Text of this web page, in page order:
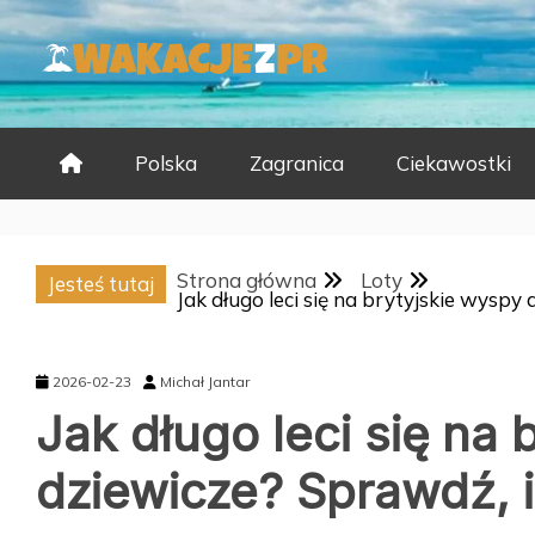
Skip
to
content
Polska Zagranica Ciekawostki
Jesteś tutaj Strona główna Loty
Jak długo leci się na brytyjskie
2026-02-23 Michał Jantar
Jak długo leci się na
dziewicze? Sprawdź,